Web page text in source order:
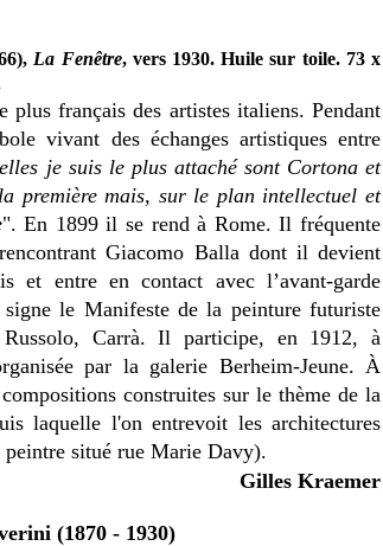
La Fenêtre, vers 1930. Huile sur toile. 73 x
plus français des artistes italiens. Pendant
vivant des échanges artistiques entre
je suis le plus attaché sont Cortona et
première mais, sur le plan intellectuel et
". En 1899 il se rend à Rome. Il fréquente
Giacomo Balla dont il devient
et entre en contact avec l’avant-garde
le Manifeste de la peinture futuriste
Carrà. Il participe, en 1912, à
par la galerie Berheim-Jeune. À
construites sur le thème de la
laquelle l'on entrevoit les architectures
situé rue Marie Davy).
Gilles Kraemer
(1870 - 1930)